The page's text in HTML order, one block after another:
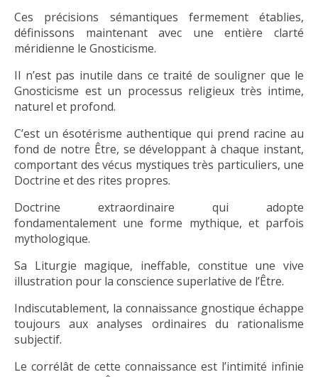
Ces précisions sémantiques fermement établies,
définissons maintenant avec une entière clarté
méridienne le Gnosticisme.
Il n’est pas inutile dans ce traité de souligner que le
Gnosticisme est un processus religieux très intime,
naturel et profond.
C’est un ésotérisme authentique qui prend racine au
fond de notre Être, se développant à chaque instant,
comportant des vécus mystiques très particuliers, une
Doctrine et des rites propres.
Doctrine extraordinaire qui adopte
fondamentalement une forme mythique, et parfois
mythologique.
Sa Liturgie magique, ineffable, constitue une vive
illustration pour la conscience superlative de l’Être.
Indiscutablement, la connaissance gnostique échappe
toujours aux analyses ordinaires du rationalisme
subjectif.
Le corrélât de cette connaissance est l’intimité infinie